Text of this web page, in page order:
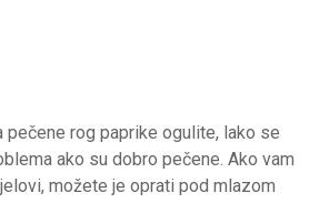
pečene rog paprike ogulite, lako se
ako su dobro pečene. Ako vam
možete je oprati pod mlazom